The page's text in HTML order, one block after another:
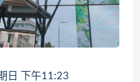
日 下午11:23